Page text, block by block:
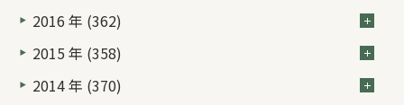
2016 年 (362)
2015 年 (358)
2014 年 (370)